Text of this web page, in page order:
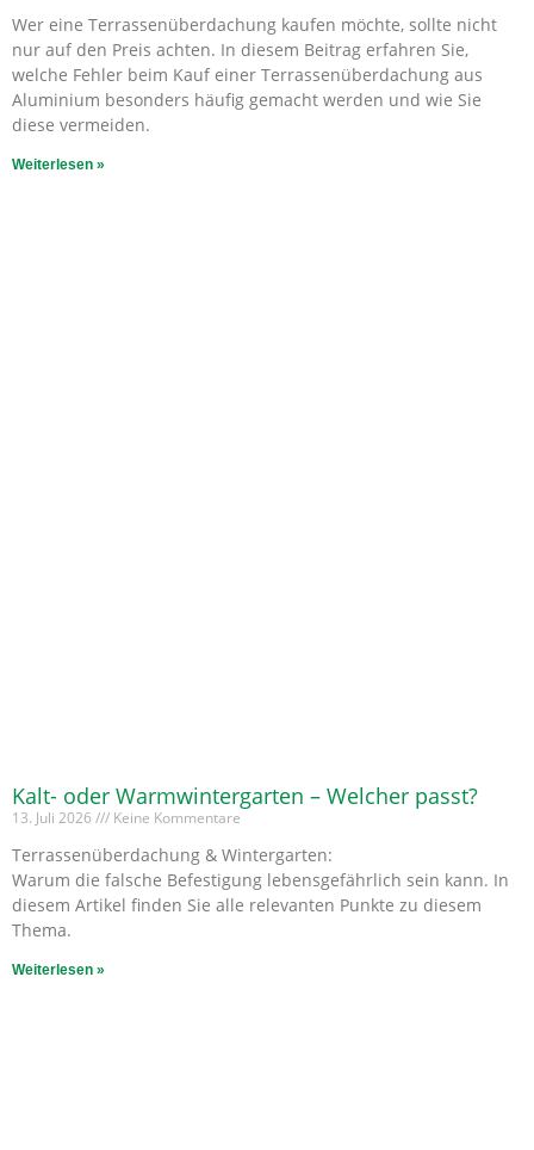
Wer eine Terrassenüberdachung kaufen möchte, sollte nicht
nur auf den Preis achten. In diesem Beitrag erfahren Sie,
welche Fehler beim Kauf einer Terrassenüberdachung aus
Aluminium besonders häufig gemacht werden und wie Sie
diese vermeiden.
Weiterlesen »
Kalt- oder Warmwintergarten – Welcher passt?
13. Juli 2026 Keine Kommentare
Terrassenüberdachung & Wintergarten:
Warum die falsche Befestigung lebensgefährlich sein kann. In
diesem Artikel finden Sie alle relevanten Punkte zu diesem
Thema.
Weiterlesen »